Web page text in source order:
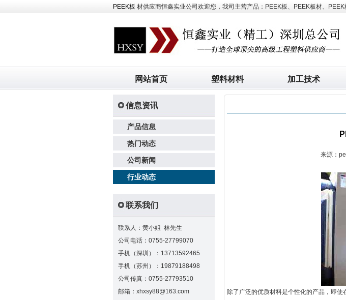
PEEK板 材供应商恒鑫实业公司欢迎您，我司主营产品：PEEK板、PEEK板材、PEEK
网站首页 塑料材料 加工技术
信息资讯
产品信息
热门动态
公司新闻
行业动态
联系我们
联系人：黄小姐 林先生
公司电话：0755-27799070
手机（深圳）：13713592465
手机（苏州）：19879188498
公司传真：0755-27793510
邮箱：xhxsy88@163.com
来源：
除了广泛的优质材料是个性化的产品，即使